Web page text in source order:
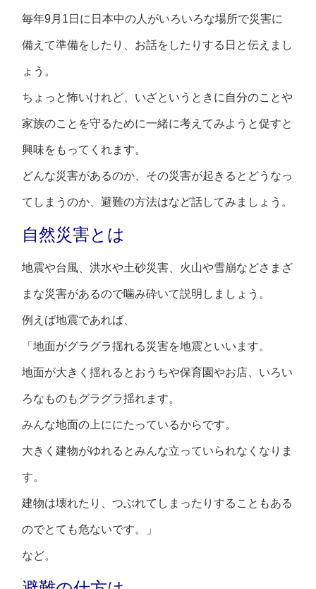
毎年9月1日に日本中の人がいろいろな場所で災害に
備えて準備をしたり、お話をしたりする日と伝えまし
ょう。
ちょっと怖いけれど、いざというときに自分のことや
家族のことを守るために一緒に考えてみようと促すと
興味をもってくれます。
どんな災害があるのか、その災害が起きるとどうなっ
てしまうのか、避難の方法はなど話してみましょう。
自然災害とは
地震や台風、洪水や土砂災害、火山や雪崩などさまざ
まな災害があるので噛み砕いて説明しましょう。
例えば地震であれば、
「地面がグラグラ揺れる災害を地震といいます。
地面が大きく揺れるとおうちや保育園やお店、いろい
ろなものもグラグラ揺れます。
みんな地面の上ににたっているからです。
大きく建物がゆれるとみんな立っていられなくなりま
す。
建物は壊れたり、つぶれてしまったりすることもある
のでとても危ないです。」
など。